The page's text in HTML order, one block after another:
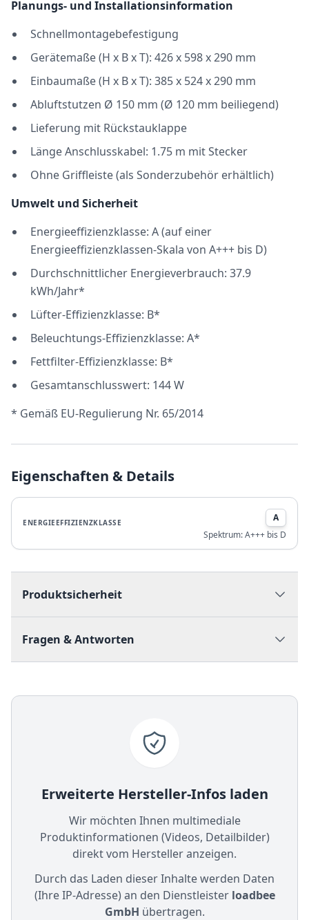
Planungs- und Installationsinformation
Schnellmontagebefestigung
Gerätemaße (H x B x T): 426 x 598 x 290 mm
Einbaumaße (H x B x T): 385 x 524 x 290 mm
Abluftstutzen Ø 150 mm (Ø 120 mm beiliegend)
Lieferung mit Rückstauklappe
Länge Anschlusskabel: 1.75 m mit Stecker
Ohne Griffleiste (als Sonderzubehör erhältlich)
Umwelt und Sicherheit
Energieeffizienzklasse: A (auf einer
Energieeffizienzklassen-Skala von A+++ bis D)
Durchschnittlicher Energieverbrauch: 37.9
kWh/Jahr*
Lüfter-Effizienzklasse: B*
Beleuchtungs-Effizienzklasse: A*
Fettfilter-Effizienzklasse: B*
Gesamtanschlusswert: 144 W
* Gemäß EU-Regulierung Nr. 65/2014
Eigenschaften & Details
ENERGIEEFFIZIENZKLASSE
A
Spektrum:A+++ bis D
Produktsicherheit
Fragen & Antworten
Erweiterte Hersteller-Infos laden
Wir möchten Ihnen multimediale
Produktinformationen (Videos, Detailbilder)
direkt vom Hersteller anzeigen.
Durch das Laden dieser Inhalte werden Daten
(Ihre IP-Adresse) an den Dienstleister loadbee
GmbH übertragen.